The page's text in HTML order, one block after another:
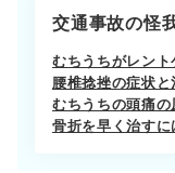
交通事故の怪
むちうちがレント
腰椎捻挫の症状と
むちうちの頭痛の
骨折を早く治すに